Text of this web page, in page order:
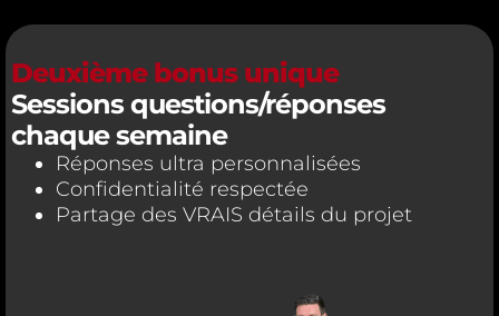
Deuxième bonus unique
Sessions questions/réponses
chaque semaine
Réponses ultra personnalisées
Confidentialité respectée
Partage des VRAIS détails du projet